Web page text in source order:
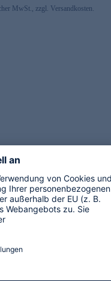
MwSt., zzgl. Versandkosten.